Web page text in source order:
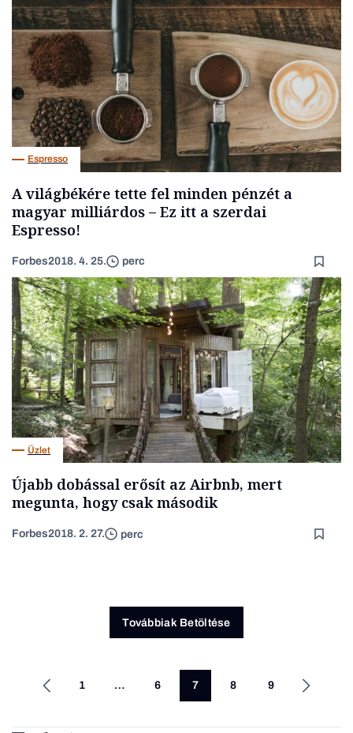
Espresso
A világbékére tette fel minden pénzét a
magyar milliárdos – Ez itt a szerdai
Espresso!
Forbes2018. 4. 25. perc
Üzlet
Újabb dobással erősít az Airbnb, mert
megunta, hogy csak második
Forbes2018. 2. 27. perc
Továbbiak Betöltése
1 … 6 7 8 9